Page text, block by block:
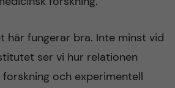
här fungerar bra. Inte minst vid
ser vi hur relationen
forskning och experimentell